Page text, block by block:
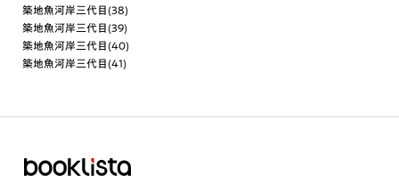
築地魚河岸三代目(38)
築地魚河岸三代目(39)
築地魚河岸三代目(40)
築地魚河岸三代目(41)